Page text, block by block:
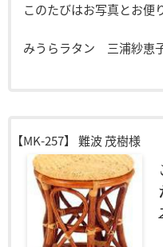
このたびはお写真とお便
みうらラタン 三浦紗恵
【MK-257】 難波 茂樹様